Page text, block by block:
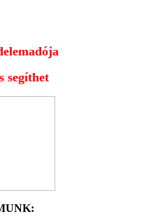
segíthet